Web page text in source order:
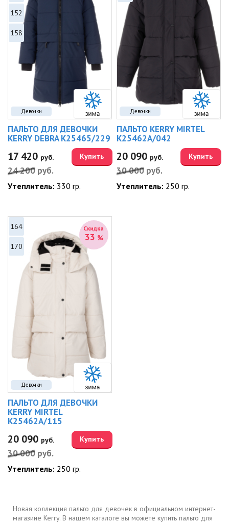
Девочки
152
158
ПАЛЬТО ДЛЯ ДЕВОЧКИ
KERRY DEBRA K25465/229
17 420 руб.
24 200 руб.
Купить
Утеплитель: 330 гр.
Девочки
ПАЛЬТО KERRY MIRTEL
K25462A/042
20 090 руб.
30 000 руб.
Купить
Утеплитель: 250 гр.
Девочки
Скидка
33 %
164
170
ПАЛЬТО ДЛЯ ДЕВОЧКИ
KERRY MIRTEL
K25462A/115
20 090 руб.
30 000 руб.
Купить
Утеплитель: 250 гр.
Новая коллекция пальто для девочек в официальном интернет-
магазине Kerry. В нашем каталоге вы можете купить пальто для